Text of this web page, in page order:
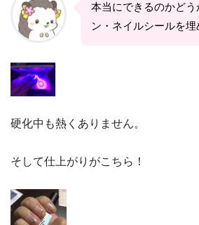
本当にできるのかど
ン・ネイルシールを埋
硬化中も熱くありません。
そして仕上がりがこちら！